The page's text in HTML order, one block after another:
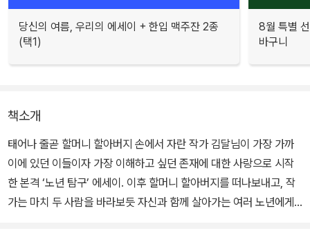
당신의 여름, 우리의 에세이 + 한입 맥주잔 2종
(택1)
8월 특별
바구니
책소개
태어나 줄곧 할머니 할아버지 손에서 자란 작가 김달님이 가장 가까
이에 있던 이들이자 가장 이해하고 싶던 존재에 대한 사랑으로 시작
한 본격 ‘노년 탐구’ 에세이. 이후 할머니 할아버지를 떠나보내고, 작
가는 마치 두 사람을 바라보듯 자신과 함께 살아가는 여러 노년에게